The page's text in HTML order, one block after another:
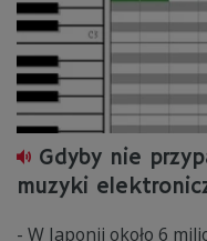
Gdyby nie
muzyki
- W Japonii około 6